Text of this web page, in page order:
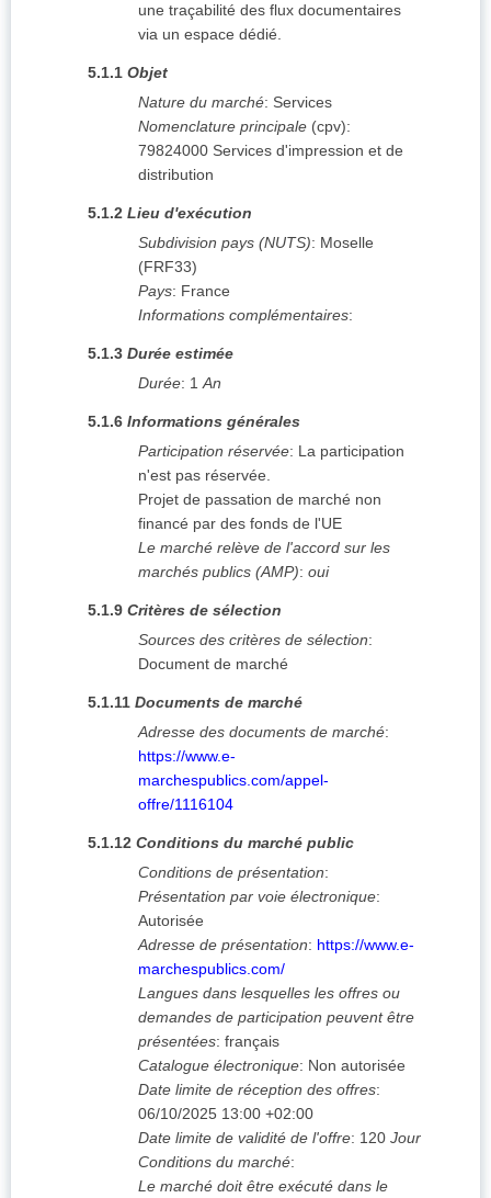
une traçabilité des flux documentaires
via un espace dédié.
5.1.1 Objet
Nature du marché: Services
Nomenclature principale (cpv):
79824000 Services d'impression et de
distribution
5.1.2 Lieu d'exécution
Subdivision pays (NUTS): Moselle
(FRF33)
Pays: France
Informations complémentaires:
5.1.3 Durée estimée
Durée: 1 An
5.1.6 Informations générales
Participation réservée: La participation
n'est pas réservée.
Projet de passation de marché non
financé par des fonds de l'UE
Le marché relève de l'accord sur les
marchés publics (AMP): oui
5.1.9 Critères de sélection
Sources des critères de sélection:
Document de marché
5.1.11 Documents de marché
Adresse des documents de marché:
https://www.e-
marchespublics.com/appel-
offre/1116104
5.1.12 Conditions du marché public
Conditions de présentation:
Présentation par voie électronique:
Autorisée
Adresse de présentation: https://www.e-
marchespublics.com/
Langues dans lesquelles les offres ou
demandes de participation peuvent être
présentées: français
Catalogue électronique: Non autorisée
Date limite de réception des offres:
06/10/2025 13:00 +02:00
Date limite de validité de l'offre: 120 Jour
Conditions du marché:
Le marché doit être exécuté dans le